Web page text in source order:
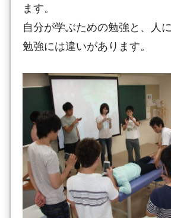
ます。
自分が学ぶための勉強と、人
勉強には違いがあります。